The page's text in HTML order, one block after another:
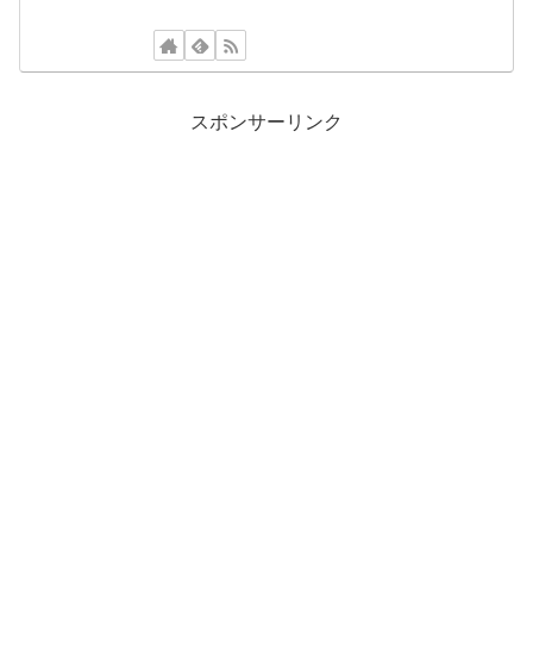
スポンサーリンク